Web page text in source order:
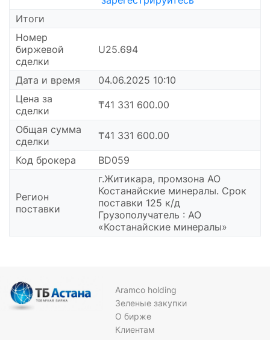
Итоги
Номер
биржевой
сделки
U25.694
Дата и время
04.06.2025 10:10
Цена за
сделки
₸41 331 600.00
Общая сумма
сделки
₸41 331 600.00
Код брокера BD059
Регион
поставки
г.Житикара, промзона АО
Костанайские минералы. Срок
поставки 125 к/д
Грузополучатель : АО
«Костанайские минералы»
Aramco holding
Зеленые закупки
О бирже
Клиентам